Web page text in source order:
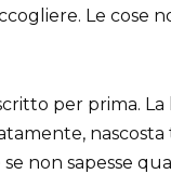
Le cose
per prima.
non sapesse